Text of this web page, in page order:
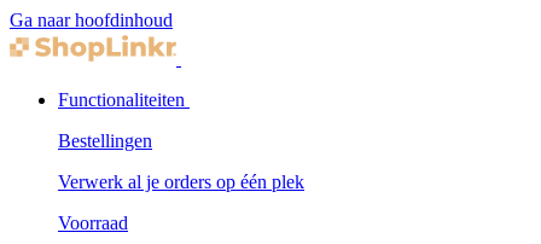
Ga naar hoofdinhoud
Functionaliteiten
Bestellingen
Verwerk al je orders op één plek
Voorraad